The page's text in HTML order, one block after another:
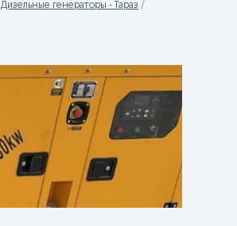
Дизельные генераторы - Тараз